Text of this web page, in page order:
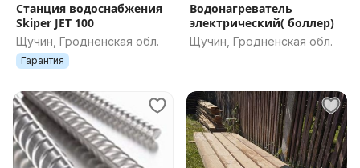
Станция водоснабжения
Skiper JET 100
Щучин, Гродненская обл.
Гарантия
Водонагреватель
электрический( боллер)
Щучин, Гродненская обл.